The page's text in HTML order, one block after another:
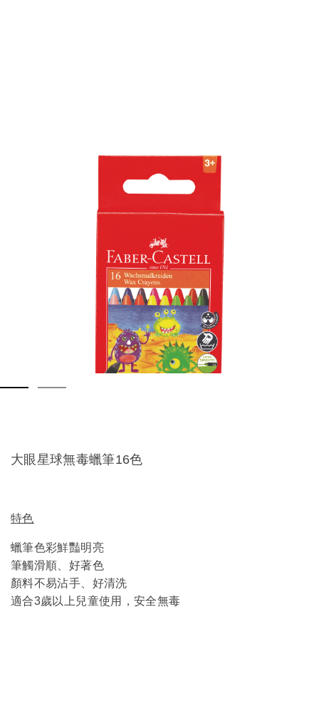
大眼星球無毒蠟筆16色
特色
蠟筆色彩鮮豔明亮
筆觸滑順、好著色
顏料不易沾手、好清洗
適合3歲以上兒童使用，安全無毒